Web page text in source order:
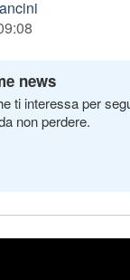
news
ti interessa per
non perdere.